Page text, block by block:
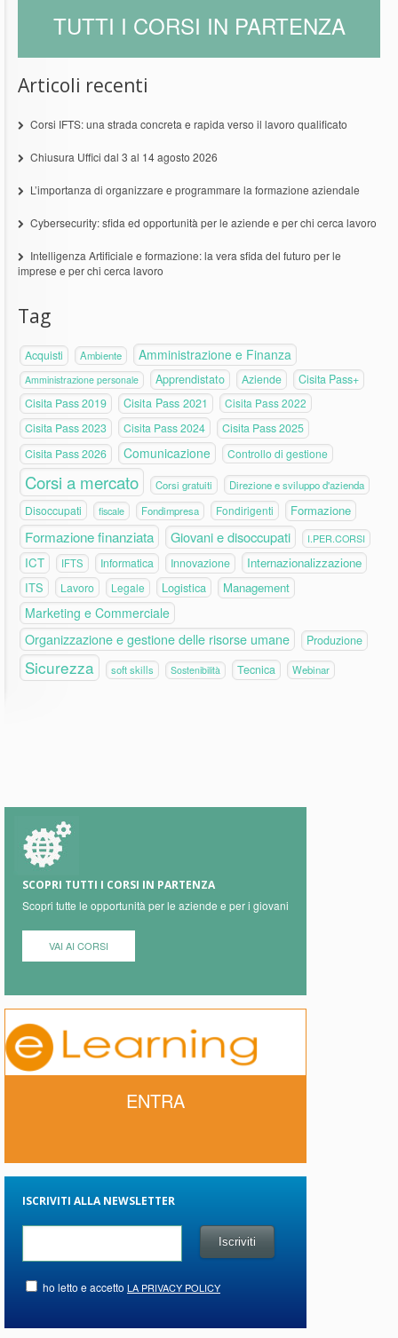
TUTTI I CORSI IN PARTENZA
Articoli recenti
Corsi IFTS: una strada concreta e rapida verso il lavoro qualificato
Chiusura Uffici dal 3 al 14 agosto 2026
L’importanza di organizzare e programmare la formazione aziendale
Cybersecurity: sfida ed opportunità per le aziende e per chi cerca lavoro
Intelligenza Artificiale e formazione: la vera sfida del futuro per le
imprese e per chi cerca lavoro
Tag
Acquisti Ambiente Amministrazione e Finanza
Amministrazione personale Apprendistato Aziende
Cisita Pass+
Cisita Pass 2019
Cisita Pass 2021 Cisita Pass 2022
Cisita Pass 2023 Cisita Pass 2024
Cisita Pass 2025
Cisita Pass 2026
Comunicazione Controllo di gestione
Corsi a mercato Corsi gratuiti Direzione e sviluppo d'azienda
Disoccupati fiscale Fondimpresa Fondirigenti Formazione
Formazione finanziata Giovani e disoccupati I.PER.CORSI
ICT IFTS Informatica Innovazione
Internazionalizzazione
ITS
Lavoro Legale Logistica Management
Marketing e Commerciale
Organizzazione e gestione delle risorse umane Produzione
Sicurezza soft skills Sostenibilità Tecnica Webinar
SCOPRI TUTTI I CORSI IN PARTENZA
Scopri tutte le opportunità per le aziende e per i giovani
VAI AI CORSI
ENTRA
ISCRIVITI ALLA NEWSLETTER
ho letto e accetto LA PRIVACY POLICY